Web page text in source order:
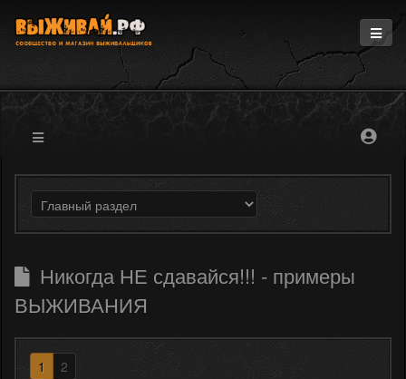
Информация
Магазин
Форум
Никогда НЕ сдавайся!!! - примеры
ВЫЖИВАНИЯ
1 2